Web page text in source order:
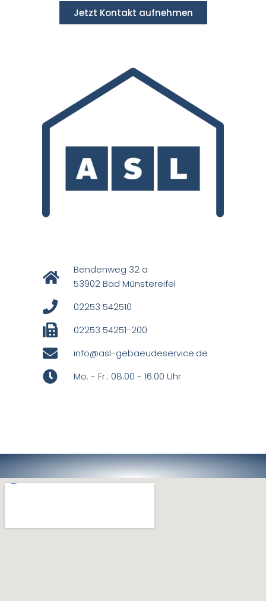
Jetzt Kontakt aufnehmen
Bendenweg 32 a
53902 Bad Münstereifel
02253 542510
02253 54251-200
info@asl-gebaeudeservice.de
Mo. - Fr.: 08:00 - 16:00 Uhr